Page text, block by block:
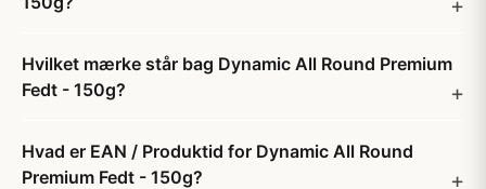
Hvilket mærke står bag Dynamic All Round Premium
Fedt - 150g?
Hvad er EAN / Produktid for Dynamic All Round
Premium Fedt - 150g?